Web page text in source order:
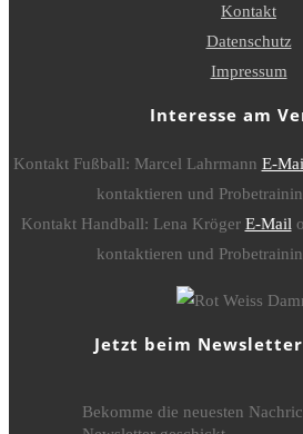
Kontakt
Datenschutz
Impressum
Interesse am
Kontakt Fußball: Marcel Lahrmann E-
kontaktieren und
Kontakt Handball: Lena Kröger E-Mail
kontaktieren und
Jetzt beim
Bekomme die neuesten